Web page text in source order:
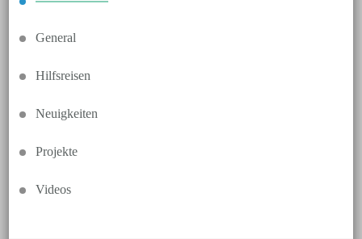
General
Hilfsreisen
Neuigkeiten
Projekte
Videos